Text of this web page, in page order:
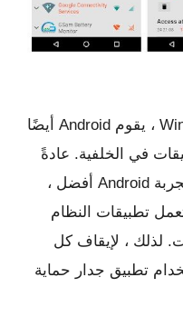
تمامًا مثل نظام التشغيل Windows ، يقوم Android أيضًا
في الخلفية. عادةً
ما تجعل تطبيقات النظام هذه تجربة Android أفضل ،
تطبيقات النظام
لذلك ، لإيقاف كل
تطبيق جدار حماية